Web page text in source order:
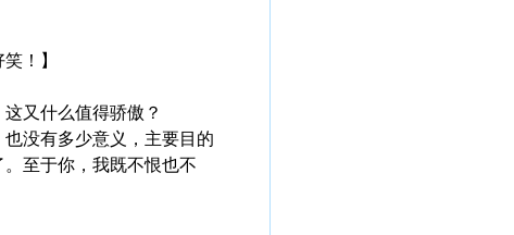
！】
又什么值得骄傲？
没有多少意义，主要目的
至于你，我既不恨也不